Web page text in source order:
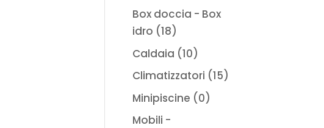
Box doccia - Box
idro (18)
Caldaia (10)
Climatizzatori (15)
Minipiscine (0)
Mobili -